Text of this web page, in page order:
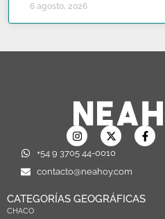
6 agosto, 2026
+54 9 3705 44-0010
contacto@neahoy.com
CATEGORÍAS GEOGRÁFICAS
CHACO